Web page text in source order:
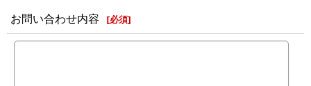
お問い合わせ内容 [必須]